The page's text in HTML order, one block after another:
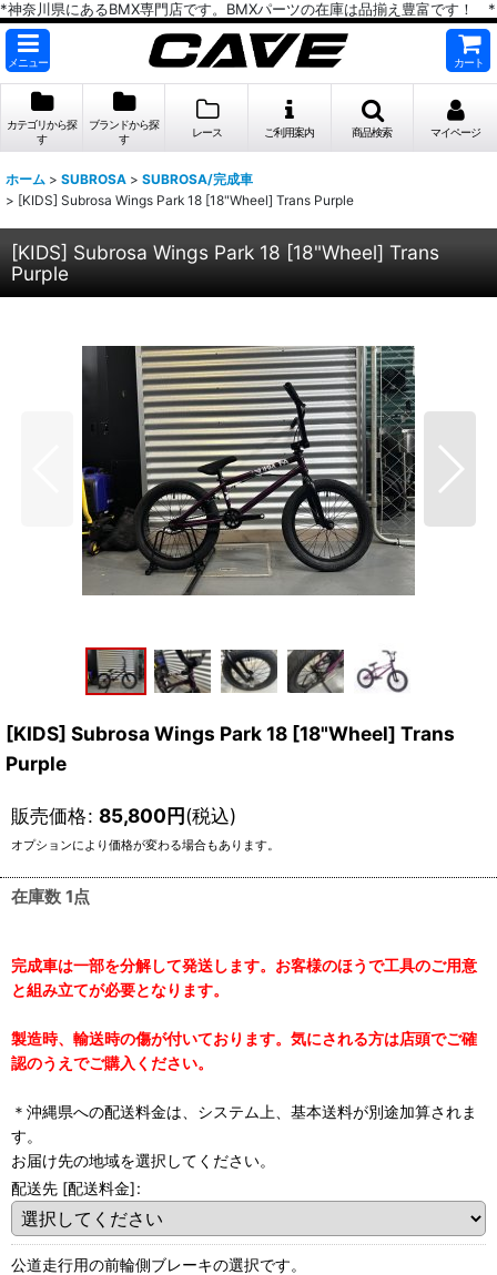
*神奈川県にあるBMX専門店です。BMXパーツの在庫は品揃え豊富です！ *
メニュー カート
カテゴリから探
す
ブランドから探
す
レース ご利用案内 商品検索 マイページ
ホーム > SUBROSA > SUBROSA/完成車
> [KIDS] Subrosa Wings Park 18 [18"Wheel] Trans Purple
[KIDS] Subrosa Wings Park 18 [18"Wheel] Trans
Purple
[KIDS] Subrosa Wings Park 18 [18"Wheel] Trans
Purple
販売価格: 85,800円(税込)
オプションにより価格が変わる場合もあります。
在庫数 1点
完成車は一部を分解して発送します。お客様のほうで工具のご用意
と組み立てが必要となります。
製造時、輸送時の傷が付いております。気にされる方は店頭でご確
認のうえでご購入ください。
＊沖縄県への配送料金は、システム上、基本送料が別途加算されま
す。
お届け先の地域を選択してください。
配送先 [配送料金]:
公道走行用の前輪側ブレーキの選択です。